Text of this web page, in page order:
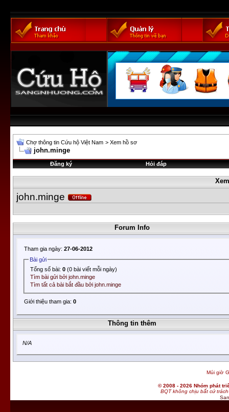
Chợ thông tin Cứu hộ Việt Nam > Xem hồ sơ
john.minge
Đăng ký Hỏi đáp
john.minge
Forum Info
Tham gia ngày: 27-06-2012
Bài gửi
Tổng số bài:0 (0 bài viết mỗi ngày)
Tìm bài gửi bởi john.minge
Tìm tất cả bài bắt đầu bởi john.minge
Giới thiệu tham gia: 0
Thông tin thêm
N/A
Múi giờ
© 2008 - 2026 Nhóm phát
BQT không chịu bất cứ